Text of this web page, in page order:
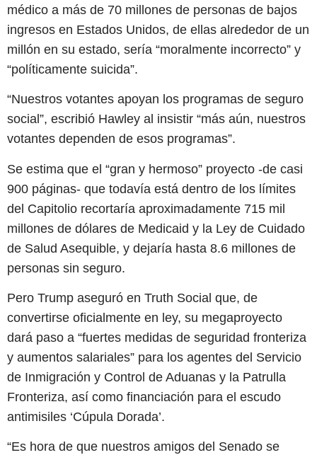
médico a más de 70 millones de personas de bajos
ingresos en Estados Unidos, de ellas alrededor de un
millón en su estado, sería “moralmente incorrecto” y
“políticamente suicida”.
“Nuestros votantes apoyan los programas de seguro
social”, escribió Hawley al insistir “más aún, nuestros
votantes dependen de esos programas”.
Se estima que el “gran y hermoso” proyecto -de casi
900 páginas- que todavía está dentro de los límites
del Capitolio recortaría aproximadamente 715 mil
millones de dólares de Medicaid y la Ley de Cuidado
de Salud Asequible, y dejaría hasta 8.6 millones de
personas sin seguro.
Pero Trump aseguró en Truth Social que, de
convertirse oficialmente en ley, su megaproyecto
dará paso a “fuertes medidas de seguridad fronteriza
y aumentos salariales” para los agentes del Servicio
de Inmigración y Control de Aduanas y la Patrulla
Fronteriza, así como financiación para el escudo
antimisiles ‘Cúpula Dorada’.
“Es hora de que nuestros amigos del Senado se